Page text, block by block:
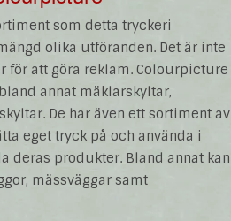
som detta tryckeri
olika utföranden. Det är inte
för att göra reklam. Colourpicture
annat mäklarskyltar,
De har även ett sortiment av
eget tryck på och använda i
deras produkter. Bland annat kan
mässväggar samt